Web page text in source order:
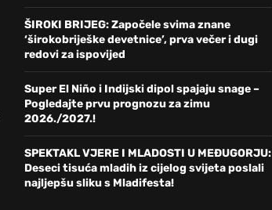
ŠIROKI BRIJEG: Započele svima znane
‘širokobriješke devetnice’, prva večer i dugi
redovi za ispovijed
Super El Niño i Indijski dipol spajaju snage –
Pogledajte prvu prognozu za zimu
2026./2027.!
SPEKTAKL VJERE I MLADOSTI U MEĐUGORJU:
Deseci tisuća mladih iz cijelog svijeta poslali
najljepšu sliku s Mladifesta!